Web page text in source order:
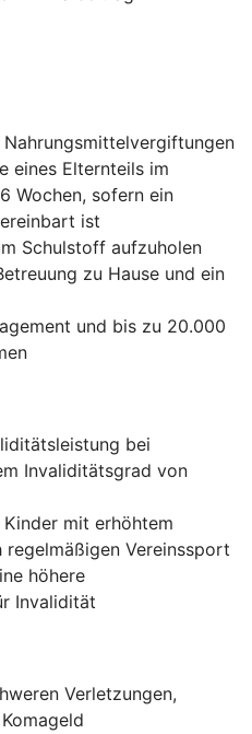
eines Elternteils im
Wochen, sofern ein
ist
Schulstoff aufzuholen
zu Hause und ein
und bis zu 20.000
bei
Invaliditätsgrad von
mit erhöhtem
Vereinssport
höhere
Invalidität
Verletzungen,